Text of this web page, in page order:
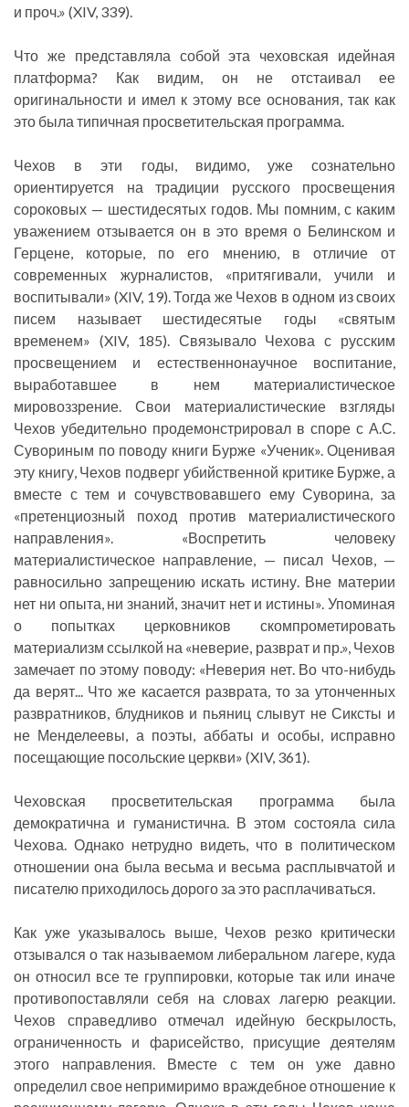
и проч.» (XIV, 339).
Что же представляла собой эта чеховская идейная
платформа? Как видим, он не отстаивал ее
оригинальности и имел к этому все основания, так как
это была типичная просветительская программа.
Чехов в эти годы, видимо, уже сознательно
ориентируется на традиции русского просвещения
сороковых — шестидесятых годов. Мы помним, с каким
уважением отзывается он в это время о Белинском и
Герцене, которые, по его мнению, в отличие от
современных журналистов, «притягивали, учили и
воспитывали» (XIV, 19). Тогда же Чехов в одном из своих
писем называет шестидесятые годы «святым
временем» (XIV, 185). Связывало Чехова с русским
просвещением и естественнонаучное воспитание,
выработавшее в нем материалистическое
мировоззрение. Свои материалистические взгляды
Чехов убедительно продемонстрировал в споре с А.С.
Сувориным по поводу книги Бурже «Ученик». Оценивая
эту книгу, Чехов подверг убийственной критике Бурже, а
вместе с тем и сочувствовавшего ему Суворина, за
«претенциозный поход против материалистического
направления». «Воспретить человеку
материалистическое направление, — писал Чехов, —
равносильно запрещению искать истину. Вне материи
нет ни опыта, ни знаний, значит нет и истины». Упоминая
о попытках церковников скомпрометировать
материализм ссылкой на «неверие, разврат и пр.», Чехов
замечает по этому поводу: «Неверия нет. Во что-нибудь
да верят... Что же касается разврата, то за утонченных
развратников, блудников и пьяниц слывут не Сиксты и
не Менделеевы, а поэты, аббаты и особы, исправно
посещающие посольские церкви» (XIV, 361).
Чеховская просветительская программа была
демократична и гуманистична. В этом состояла сила
Чехова. Однако нетрудно видеть, что в политическом
отношении она была весьма и весьма расплывчатой и
писателю приходилось дорого за это расплачиваться.
Как уже указывалось выше, Чехов резко критически
отзывался о так называемом либеральном лагере, куда
он относил все те группировки, которые так или иначе
противопоставляли себя на словах лагерю реакции.
Чехов справедливо отмечал идейную бескрылость,
ограниченность и фарисейство, присущие деятелям
этого направления. Вместе с тем он уже давно
определил свое непримиримо враждебное отношение к